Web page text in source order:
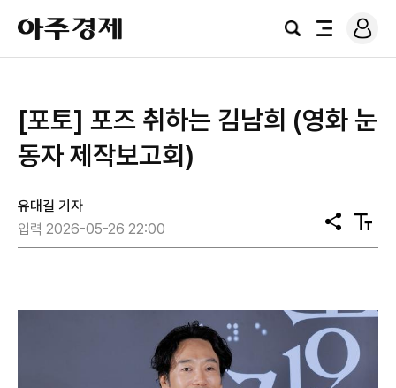
아
주
경
검
전
로
그
[포토] 포즈 취하는 김남희 (영화 눈
동자 제작보고회)
유대길 기자
입력 2026-05-26 22:00
공
유
텍
스